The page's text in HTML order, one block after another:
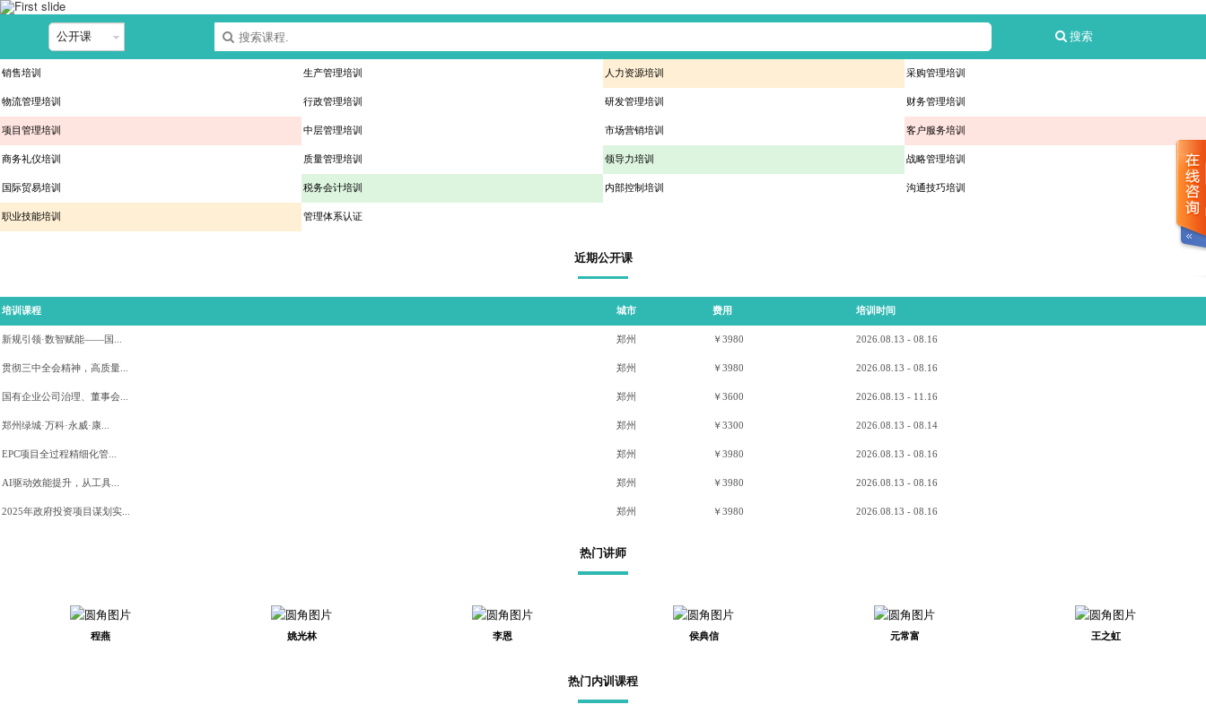
搜索
销售培训 生产管理培训 人力资源培训 采购管理培训
物流管理培训 行政管理培训 研发管理培训 财务管理培训
项目管理培训 中层管理培训 市场营销培训 客户服务培训
商务礼仪培训 质量管理培训 领导力培训 战略管理培训
国际贸易培训 税务会计培训 内部控制培训 沟通技巧培训
职业技能培训 管理体系认证
近期公开课
培训课程 城市 费用 培训时间
新规引领·数智赋能——国... 郑州 ￥3980 2026.08.13 - 08.16
贯彻三中全会精神，高质量... 郑州 ￥3980 2026.08.13 - 08.16
国有企业公司治理、董事会... 郑州 ￥3600 2026.08.13 - 11.16
郑州绿城·万科·永威·康... 郑州 ￥3300 2026.08.13 - 08.14
EPC项目全过程精细化管... 郑州 ￥3980 2026.08.13 - 08.16
AI驱动效能提升，从工具... 郑州 ￥3980 2026.08.13 - 08.16
2025年政府投资项目谋划实... 郑州 ￥3980 2026.08.13 - 08.16
热门讲师
程燕 姚光林 李恩 侯典信 元常富 王之虹
热门内训课程